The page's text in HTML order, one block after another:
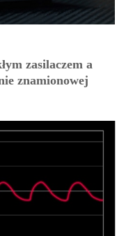
zasilaczem a
znamionowej